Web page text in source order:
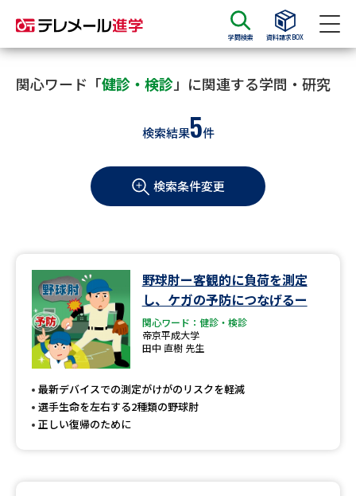
学問検索 資料請求BOX
資料請求 資料検索
大学・短大の資料種類から請求
学部・学科パンフ
過去問題集
大学・短大以外の資料から請求
専門学校の資料請求 大学院の資料請求
留学・進学関連、塾・予備校
大学入学共通テスト「受験案
内」の請求
関心ワード「健診・検診」に関連する学問・研究
検索結果5件
検索条件変更
野球肘ー客観的に負荷を測定
し、ケガの予防につなげるー
関心ワード：健診・検診
帝京平成大学
田中 直樹 先生
最新デバイスでの測定がけがのリスクを軽減
選手生命を左右する2種類の野球肘
正しい復帰のために